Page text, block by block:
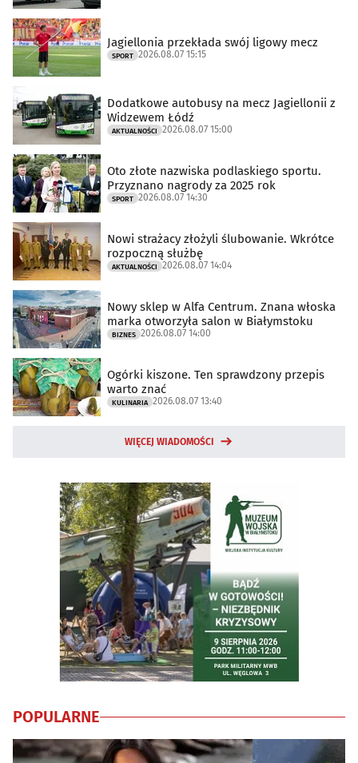
Jagiellonia przekłada swój ligowy mecz
SPORT 2026.08.07 15:15
Dodatkowe autobusy na mecz Jagiellonii z
Widzewem Łódź
AKTUALNOŚCI 2026.08.07 15:00
Oto złote nazwiska podlaskiego sportu.
Przyznano nagrody za 2025 rok
SPORT 2026.08.07 14:30
Nowi strażacy złożyli ślubowanie. Wkrótce
rozpoczną służbę
AKTUALNOŚCI 2026.08.07 14:04
Nowy sklep w Alfa Centrum. Znana włoska
marka otworzyła salon w Białymstoku
BIZNES 2026.08.07 14:00
Ogórki kiszone. Ten sprawdzony przepis
warto znać
KULINARIA 2026.08.07 13:40
WIĘCEJ WIADOMOŚCI
POPULARNE